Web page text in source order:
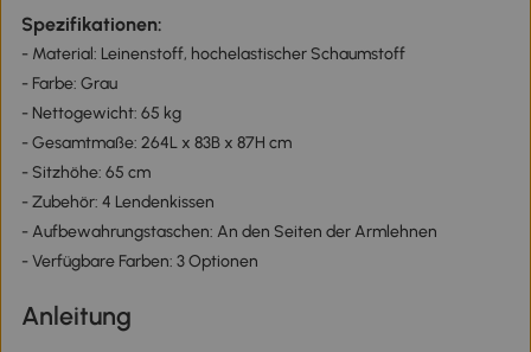
Spezifikationen:
- Material: Leinenstoff, hochelastischer Schaumstoff
- Farbe: Grau
- Nettogewicht: 65 kg
- Gesamtmaße: 264L x 83B x 87H cm
- Sitzhöhe: 65 cm
- Zubehör: 4 Lendenkissen
- Aufbewahrungstaschen: An den Seiten der Armlehnen
- Verfügbare Farben: 3 Optionen
Anleitung